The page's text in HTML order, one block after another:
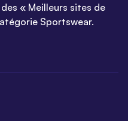
« Meilleurs sites de
Sportswear.